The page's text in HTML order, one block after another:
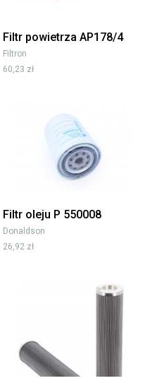
Filtr powietrza AP178/4
Filtron
60,23 zł
Filtr oleju P 550008
Donaldson
26,92 zł